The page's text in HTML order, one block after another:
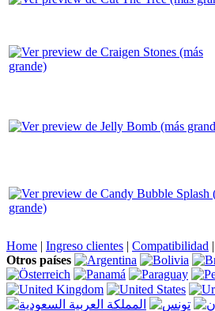
Home | Ingreso clientes | Compatibilidad |
Otros países